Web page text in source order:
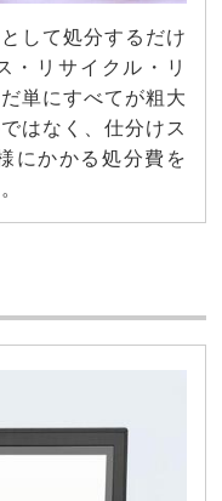
して処分するだけ
・リサイクル・リ
単にすべてが粗大
はなく、仕分けス
にかかる処分費を